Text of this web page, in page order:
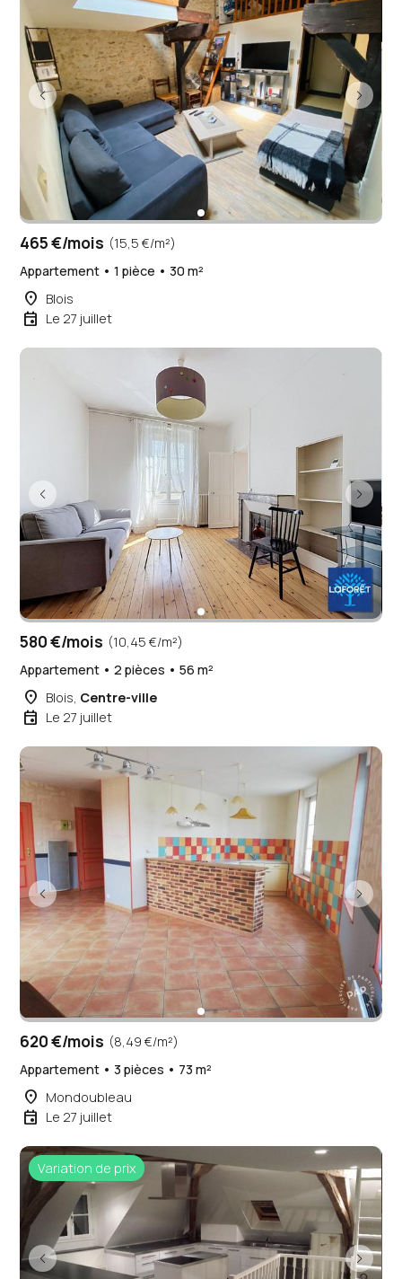
465 €/mois (15,5 €/m²)
Appartement • 1 pièce • 30 m²
place Blois
event Le 27 juillet
580 €/mois (10,45 €/m²)
Appartement • 2 pièces • 56 m²
place Blois, Centre-ville
event Le 27 juillet
620 €/mois (8,49 €/m²)
Appartement • 3 pièces • 73 m²
place Mondoubleau
event Le 27 juillet
Variation de prix